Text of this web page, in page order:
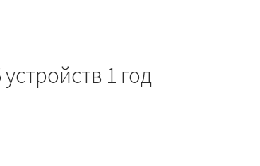
1 год